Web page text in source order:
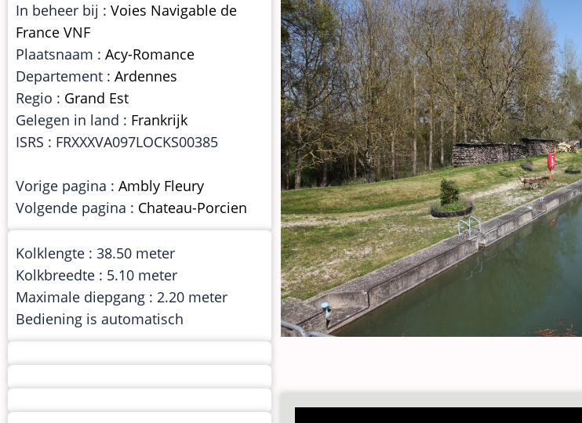
In beheer bij : Voies Navigable de
France VNF
Plaatsnaam : Acy-Romance
Departement : Ardennes
Regio : Grand Est
Gelegen in land : Frankrijk
ISRS : FRXXXVA097LOCKS00385
Vorige pagina : Ambly Fleury
Volgende pagina : Chateau-Porcien
Kolklengte : 38.50 meter
Kolkbreedte : 5.10 meter
Maximale diepgang : 2.20 meter
Bediening is automatisch